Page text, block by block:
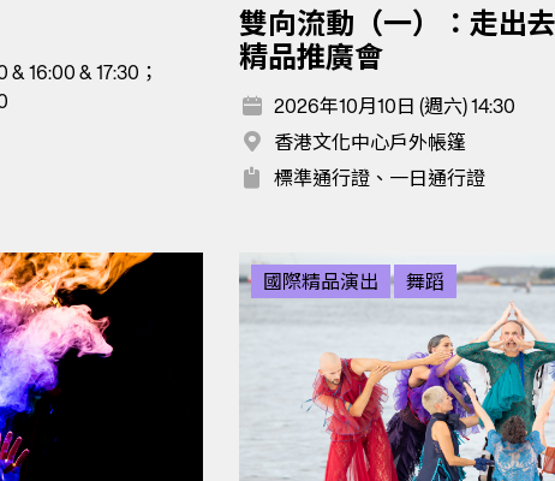
16:00 & 17:30；
雙向流動（一）：走出
精品推廣會
2026年10月10日 (週六) 14:30
香港文化中心戶外帳篷
標準通行證、一日通行證
國際精品演出 舞蹈